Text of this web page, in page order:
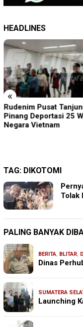
HEADLINES
«
Rudenim Pusat
Pinang Deportasi 25
Negara Vietnam
TAG: DIKOTOMI
Tolak
PALING BANYAK
BERITA, BLITAR,
Dinas
SUMATERA
Launching